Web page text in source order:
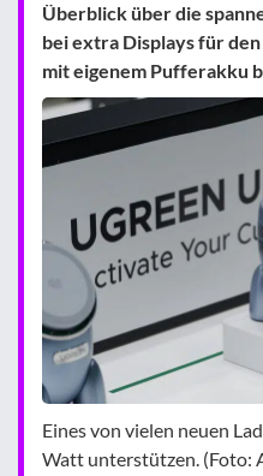
Überblick über die
bei extra Displays für
mit eigenem Pufferakku
Eines von vielen neuen
Watt unterstützen. (Foto: